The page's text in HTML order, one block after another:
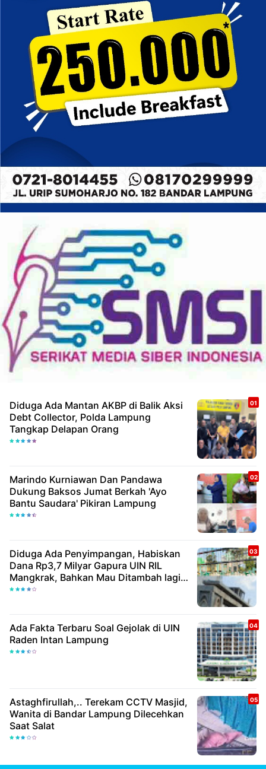
Diduga Ada Mantan AKBP di Balik Aksi
Debt Collector, Polda Lampung
Tangkap Delapan Orang
Marindo Kurniawan Dan Pandawa
Dukung Baksos Jumat Berkah 'Ayo
Bantu Saudara' Pikiran Lampung
Diduga Ada Penyimpangan, Habiskan
Dana Rp3,7 Milyar Gapura UIN RIL
Mangkrak, Bahkan Mau Ditambah lagi 7
Milyar
Ada Fakta Terbaru Soal Gejolak di UIN
Raden Intan Lampung
Astaghfirullah,.. Terekam CCTV Masjid,
Wanita di Bandar Lampung Dilecehkan
Saat Salat